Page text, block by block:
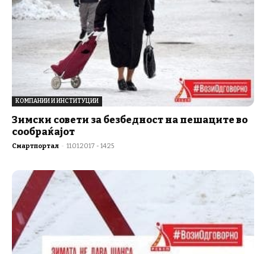
КОМПАНИИ И ИНСТИТУЦИИ
Зимски совети за безбедност на пешаците во
сообраќајот
Смартпортал - 11.01.2017 - 14:25